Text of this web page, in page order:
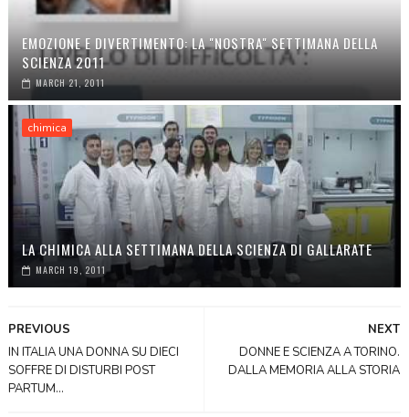
EMOZIONE E DIVERTIMENTO: LA "NOSTRA" SETTIMANA DELLA
SCIENZA 2011
MARCH 21, 2011
chimica
LA CHIMICA ALLA SETTIMANA DELLA SCIENZA DI GALLARATE
MARCH 19, 2011
NEXT
DONNE E SCIENZA A TORINO.
DALLA MEMORIA ALLA STORIA
PREVIOUS
IN ITALIA UNA DONNA SU DIECI
SOFFRE DI DISTURBI POST
PARTUM...